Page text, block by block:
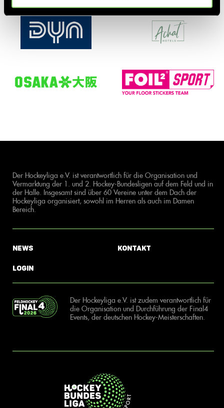
Der Hockeyliga e.V. ist verantwortlich für die Organisation und
Vermarktung der 1. und 2. Hockey-Bundesligen auf dem Feld und in
der Halle. Insgesamt sind über 60 Vereine unter dem Dach der
Hockeyliga organisiert, sowohl im Herren als auch im Damen
Bereich.
News
Login
Kontakt
Der Hockeyliga e.V. ist zudem verantwortlich für
die Organisation und Durchführung der Final4
Events, der deutschen Hockey-Meisterschaften.